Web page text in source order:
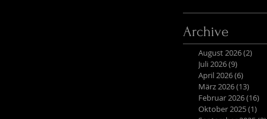
Archive
August 2026(2)
Juli 2026(9)
April 2026(6)
März 2026(13)
Februar 2026(16)
Oktober 2025(1)